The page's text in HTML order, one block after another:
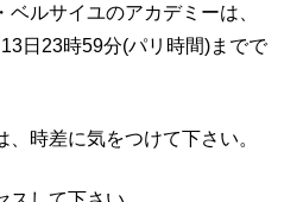
ルサイユのアカデミーは、
日23時59分(パリ時間)までで
時差に気をつけて下さい。